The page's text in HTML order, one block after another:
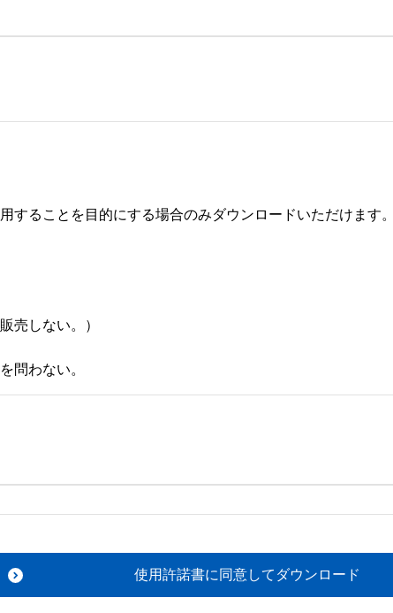
することを目的にする場合のみダウンロードいただけます。
売しない。）
問わない。
使用許諾書に同意してダウンロード